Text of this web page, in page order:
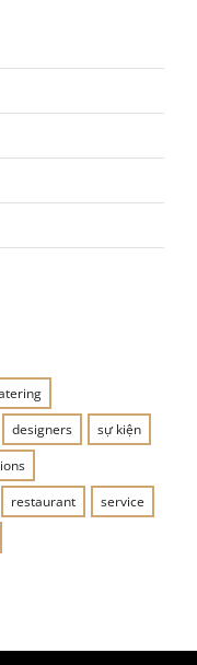
designers
sự kiện
restaurant
service